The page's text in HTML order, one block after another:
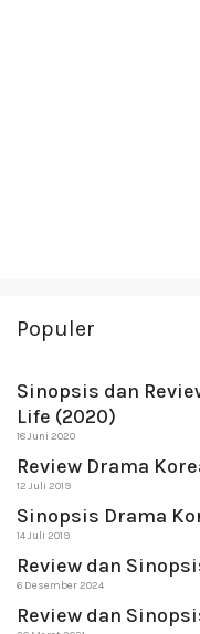
Populer
Sinopsis dan
Life (2020)
18 Juni 2020
Review Drama
12 Juli 2019
Sinopsis Drama
14 Juli 2019
Review dan
6 Desember 2024
Review dan